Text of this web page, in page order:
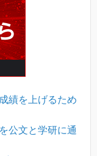
績を上げるため
公文と学研に通